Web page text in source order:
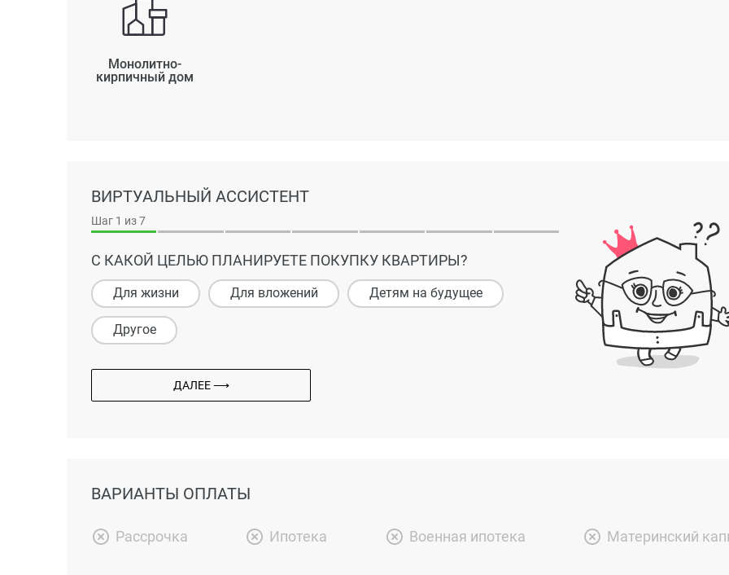
Монолитно-
кирпичный дом
ВИРТУАЛЬНЫЙ АССИСТЕНТ
Шаг 1 из 7
С КАКОЙ ЦЕЛЬЮ ПЛАНИРУЕТЕ ПОКУПКУ КВАРТИРЫ?
Для жизни Для вложений Детям на будущее
Другое
ДАЛЕЕ ⟶
ВАРИАНТЫ ОПЛАТЫ
Рассрочка Ипотека Военная ипотека Материнский